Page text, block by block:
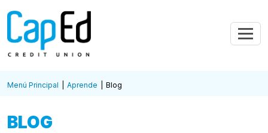
Saltar al contenido principal
Menú Principal Aprende Blog
BLOG